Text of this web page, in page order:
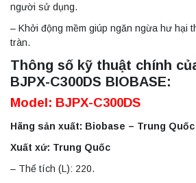
người sử dụng.
– Khởi động mềm giúp ngăn ngừa hư hại
tràn.
Thông số kỹ thuật chính
BJPX-C300DS BIOBASE:
Model: BJPX-C300DS
Hãng sản xuất: Biobase – Trung Quốc
Xuất xứ: Trung Quốc
– Thể tích (L): 220.